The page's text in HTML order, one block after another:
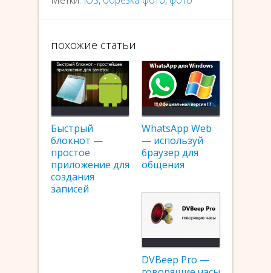
похожие статьи
Быстрый
блокнот —
простое
приложение для
создания
записей
WhatsApp Web
— используй
браузер для
общения
DVBeep Pro —